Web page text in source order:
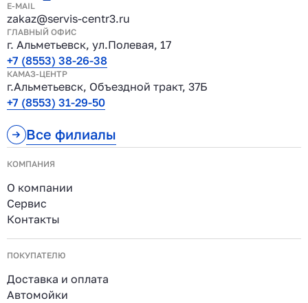
E-MAIL
zakaz@servis-centr3.ru
ГЛАВНЫЙ ОФИС
г. Альметьевск, ул.Полевая, 17
+7 (8553) 38-26-38
КАМАЗ-ЦЕНТР
г.Альметьевск, Объездной тракт, 37Б
+7 (8553) 31-29-50
Все филиалы
КОМПАНИЯ
О компании
Сервис
Контакты
ПОКУПАТЕЛЮ
Доставка и оплата
Автомойки